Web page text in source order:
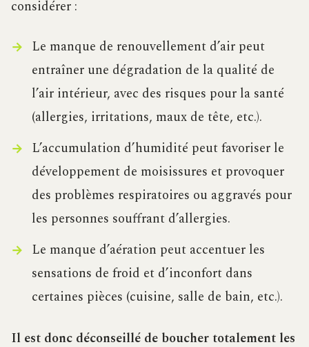
considérer :
Le manque de renouvellement d’air peut
entraîner une dégradation de la qualité de
l’air intérieur, avec des risques pour la santé
(allergies, irritations, maux de tête, etc.).
L’accumulation d’humidité peut favoriser le
développement de moisissures et provoquer
des problèmes respiratoires ou aggravés pour
les personnes souffrant d’allergies.
Le manque d’aération peut accentuer les
sensations de froid et d’inconfort dans
certaines pièces (cuisine, salle de bain, etc.).
Il est donc déconseillé de boucher totalement les